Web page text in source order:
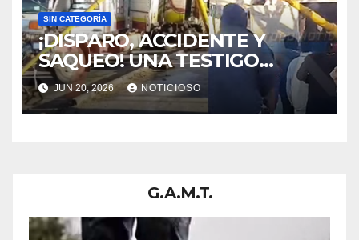
SIN CATEGORÍA
¡DISPARO, ACCIDENTE Y
SAQUEO! UNA TESTIGO
ASEGURA QUE
FUNCIONARIOS ADUANEROS
ABRIERON FUEGO CONTRA
JUN 20, 2026 NOTICIOSO
G.A.M.T.